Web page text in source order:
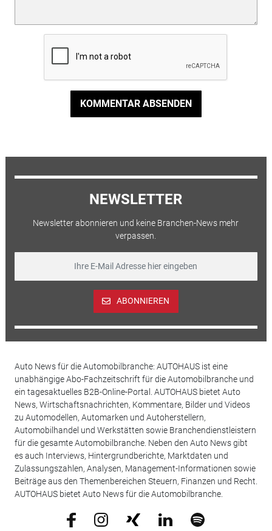
KOMMENTAR ABSENDEN
NEWSLETTER
Newsletter abonnieren und keine Branchen-News mehr
verpassen.
ABONNIEREN
Auto News für die Automobilbranche: AUTOHAUS ist eine
unabhängige Abo-Fachzeitschrift für die Automobilbranche und
ein tagesaktuelles B2B-Online-Portal. AUTOHAUS bietet Auto
News, Wirtschaftsnachrichten, Kommentare, Bilder und Videos
zu Automodellen, Automarken und Autoherstellern,
Automobilhandel und Werkstätten sowie Branchendienstleistern
für die gesamte Automobilbranche. Neben den Auto News gibt
es auch Interviews, Hintergrundberichte, Marktdaten und
Zulassungszahlen, Analysen, Management-Informationen sowie
Beiträge aus den Themenbereichen Steuern, Finanzen und Recht.
AUTOHAUS bietet Auto News für die Automobilbranche.